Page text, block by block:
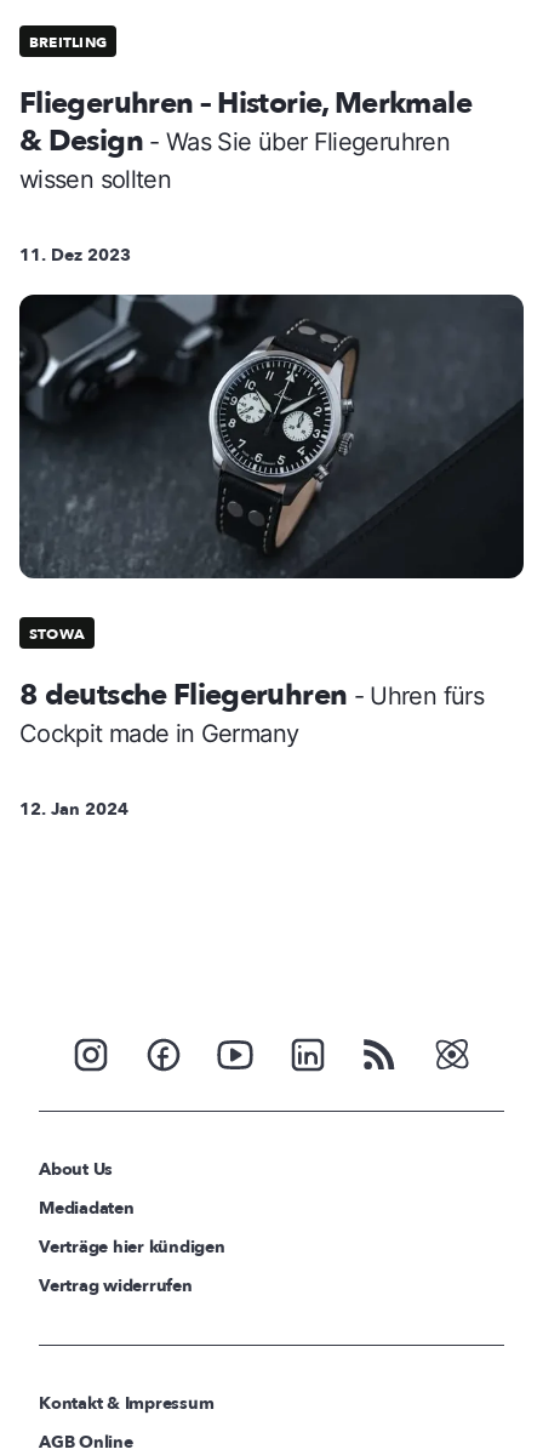
BREITLING
Fliegeruhren – Historie, Merkmale
& Design - Was Sie über Fliegeruhren
wissen sollten
11. Dez 2023
STOWA
8 deutsche Fliegeruhren - Uhren fürs
Cockpit made in Germany
12. Jan 2024
About Us
Mediadaten
Verträge hier kündigen
Vertrag widerrufen
Kontakt & Impressum
AGB Online